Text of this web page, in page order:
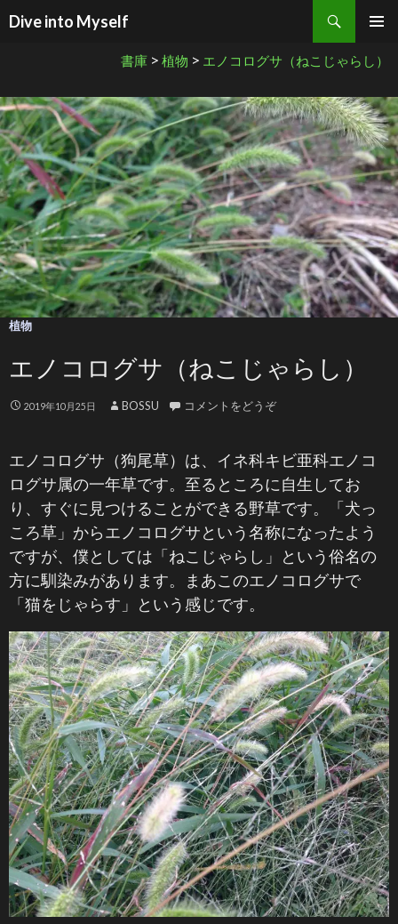
Dive into Myself
検索
書庫 > 植物 > エノコログサ（ねこじゃらし）
植物
エノコログサ（ねこじゃらし）
2019年10月25日 BOSSU コメントをどうぞ
エノコログサ（狗尾草）は、イネ科キビ亜科エノコ
ログサ属の一年草です。至るところに自生してお
り、すぐに見つけることができる野草です。「犬っ
ころ草」からエノコログサという名称になったよう
ですが、僕としては「ねこじゃらし」という俗名の
方に馴染みがあります。まあこのエノコログサで
「猫をじゃらす」という感じです。